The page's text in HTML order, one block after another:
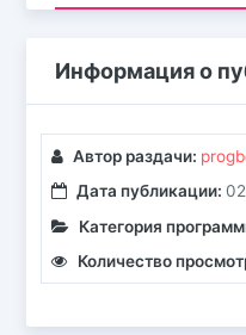
Информация о
Автор раздачи:
Дата публикации:
Категория
Количество